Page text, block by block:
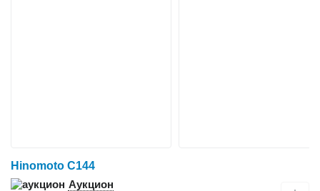
Hinomoto C144
Аукцион